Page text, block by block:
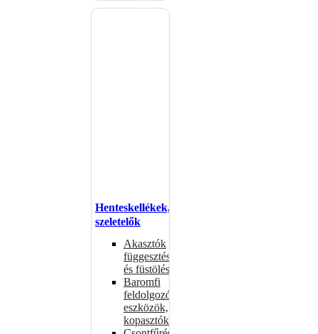
Henteskellékek,
szeletelők
Akasztók
függesztéshez
és füstöléshez
Baromfi
feldolgozó
eszközök,
kopasztók